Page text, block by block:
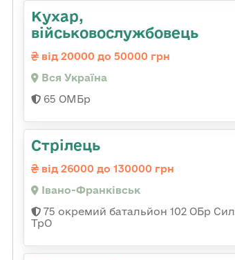
Кухар,
військовослужбовець
від 20000 до 50000 грн
Вся Україна
65 ОМБр
Стрілець
від 26000 до 130000 грн
Івано-Франківськ
75 окремий батальйон 102 ОБр Сил
ТрО